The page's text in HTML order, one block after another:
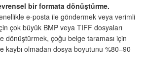
bir formata dönüştürme.
e-posta ile göndermek veya verimli
çok büyük BMP veya TIFF dosyaları
dönüştürmek, çoğu belge taraması için
kaybı olmadan dosya boyutunu %80–90